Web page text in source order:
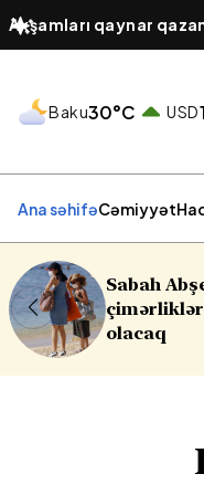
Axşamları qaynar
platforma bir zümrə
Baku30°C USD
Ana səhifəCəmiyyət
16 yaşlı